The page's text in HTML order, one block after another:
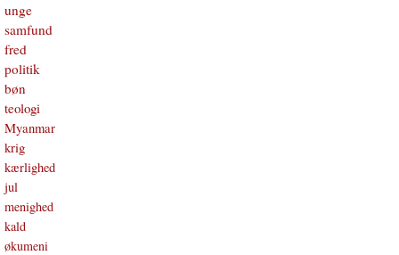
unge
samfund
fred
politik
bøn
teologi
Myanmar
krig
kærlighed
jul
menighed
kald
økumeni